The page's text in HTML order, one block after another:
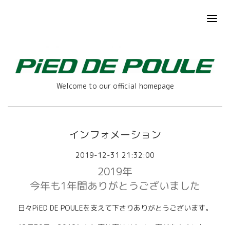
Welcome to our official homepage
インフォメーション
2019-12-31 21:32:00
2019年
今年も1年間ありがとうございました
日々PiED DE POULEを支えて下さりありがとうございます。